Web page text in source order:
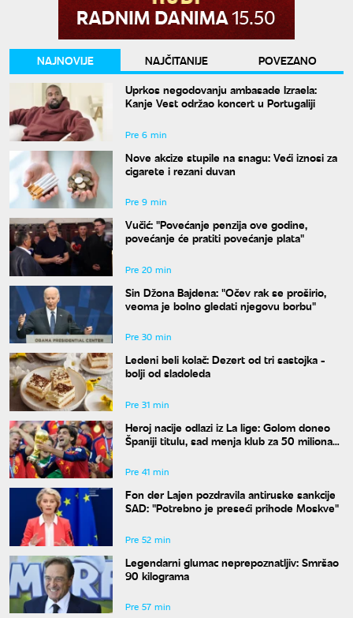
NAJNOVIJE NAJČITANIJE
POVEZANO
Uprkos negodovanju ambasade Izraela:
Kanje Vest održao koncert u Portugaliji
Pre 6 min
Nove akcize stupile na snagu: Veći iznosi za
cigarete i rezani duvan
Pre 9 min
Vučić: "Povećanje penzija ove godine,
povećanje će pratiti povećanje plata"
Pre 20 min
Sin Džona Bajdena: "Očev rak se proširio,
veoma je bolno gledati njegovu borbu"
Pre 30 min
Ledeni beli kolač: Dezert od tri sastojka -
bolji od sladoleda
Pre 31 min
Heroj nacije odlazi iz La lige: Golom doneo
Španiji titulu, sad menja klub za 50 miliona
Pre 41 min
Fon der Lajen pozdravila antiruske sankcije
SAD: "Potrebno je preseći prihode Moskve"
Pre 52 min
Legendarni glumac neprepoznatljiv: Smršao
90 kilograma
Pre 57 min